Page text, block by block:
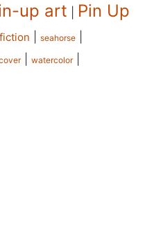
up art Pin Up
seahorse
| watercolor|